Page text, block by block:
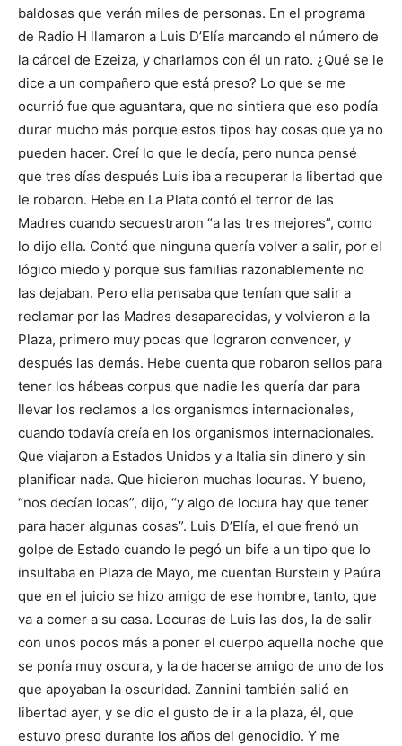
baldosas que verán miles de personas. En el programa
de Radio H llamaron a Luis D’Elía marcando el número de
la cárcel de Ezeiza, y charlamos con él un rato. ¿Qué se le
dice a un compañero que está preso? Lo que se me
ocurrió fue que aguantara, que no sintiera que eso podía
durar mucho más porque estos tipos hay cosas que ya no
pueden hacer. Creí lo que le decía, pero nunca pensé
que tres días después Luis iba a recuperar la libertad que
le robaron. Hebe en La Plata contó el terror de las
Madres cuando secuestraron “a las tres mejores”, como
lo dijo ella. Contó que ninguna quería volver a salir, por el
lógico miedo y porque sus familias razonablemente no
las dejaban. Pero ella pensaba que tenían que salir a
reclamar por las Madres desaparecidas, y volvieron a la
Plaza, primero muy pocas que lograron convencer, y
después las demás. Hebe cuenta que robaron sellos para
tener los hábeas corpus que nadie les quería dar para
llevar los reclamos a los organismos internacionales,
cuando todavía creía en los organismos internacionales.
Que viajaron a Estados Unidos y a Italia sin dinero y sin
planificar nada. Que hicieron muchas locuras. Y bueno,
“nos decían locas”, dijo, “y algo de locura hay que tener
para hacer algunas cosas”. Luis D’Elía, el que frenó un
golpe de Estado cuando le pegó un bife a un tipo que lo
insultaba en Plaza de Mayo, me cuentan Burstein y Paúra
que en el juicio se hizo amigo de ese hombre, tanto, que
va a comer a su casa. Locuras de Luis las dos, la de salir
con unos pocos más a poner el cuerpo aquella noche que
se ponía muy oscura, y la de hacerse amigo de uno de los
que apoyaban la oscuridad. Zannini también salió en
libertad ayer, y se dio el gusto de ir a la plaza, él, que
estuvo preso durante los años del genocidio. Y me